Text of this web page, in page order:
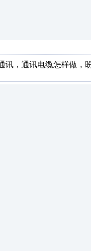
讯，通讯电缆怎样做，